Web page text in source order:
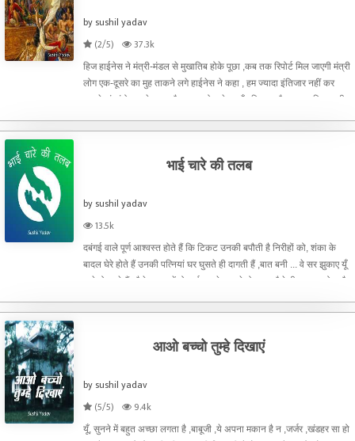
by sushil yadav
(2/5)
37.3k
हिज हाईनेस ने मंत्री-मंडल से मुखातिब होके पूछा ,कब तक रिपोर्ट मिल जाएगी मंत्री
लोग एक-दूसरे का मुह ताकने लगे हाईनेस ने कहा , हम ज्यादा इंतिजार नहीं कर
सकते पांडुरंगो सामने चुनाव है जनता को धुले हुए मुँह दिखाना है एक-एक विभाग की
भाई चारे की तलब
by sushil yadav
13.5k
दबंगई वाले पूर्ण आश्वस्त होते हैं कि टिकट उनकी बपौती है निरीहों को, शंका के
बादल घेरे होते हैं उनकी पत्नियां घर घुसते ही दागती हैं ,बात बनी ... वे सर झुकाए यूँ
खड़े हो जाते हैं ,जैसे क्लास में होमवर्क करके न गये हो. मगर जैसे ही एहसास होता है
आओ बच्चो तुम्हे दिखाएं
by sushil yadav
(5/5)
9.4k
यूँ, सुनने में बहुत अच्छा लगता है ,बाबूजी ,ये अपना मकान है न ,जर्जर ,खंडहर सा हो